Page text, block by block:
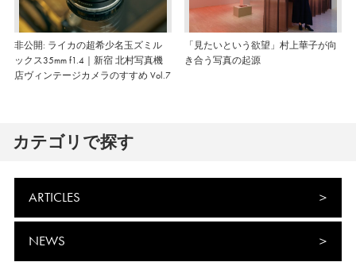
非公開: ライカの超希少名玉ズミル
ックス35mm f1.4｜新宿 北村写真機
店ヴィンテージカメラのすすめ Vol.7
「見たいという欲望」村上華子が向
き合う写真の起源
カテゴリで探す
ARTICLES
NEWS